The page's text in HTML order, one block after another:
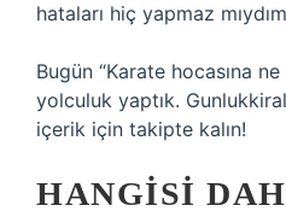
hataları hiç yapmaz
Bugün “Karate hocasına
yolculuk yaptık.
içerik için takipte kalın!
HANGISI